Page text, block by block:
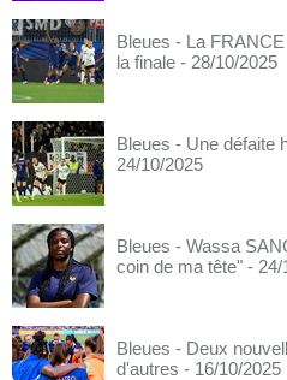
Bleues - La
la finale - 28/10/2025
Bleues - Une défaite
24/10/2025
Bleues - Wassa
coin de ma tête" - 24/
Bleues - Deux
d'autres - 16/10/2025